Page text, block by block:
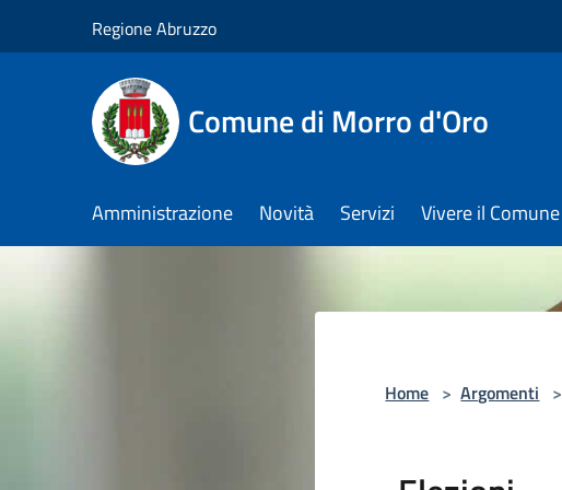
Regione Abruzzo
Comune di Morro d'Oro
Amministrazione Novità Servizi Vivere il Comune
Home > Argomenti >